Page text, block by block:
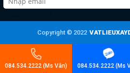
Copyright © 2022
084.534.2222 (Ms Vân) 084.534.2222 (Ms